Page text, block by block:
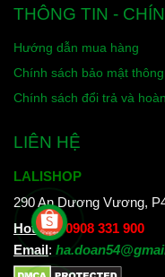
THÔNG TIN -
Hướng dẫn mua hàng
Chính sách bảo mật
Chính sách đổi trả và
LIÊN HỆ
LALISHOP
290 An Dương Vương,
Hotline: 0908 331 900
Email: